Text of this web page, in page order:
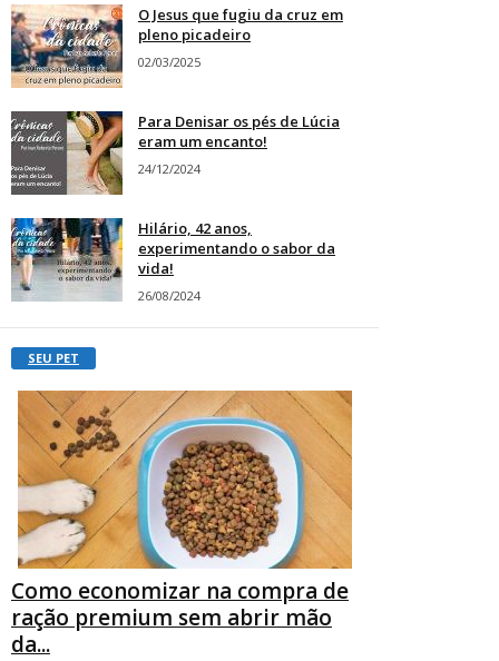
O Jesus que fugiu da cruz em
pleno picadeiro
02/03/2025
Para Denisar os pés de Lúcia
eram um encanto!
24/12/2024
Hilário, 42 anos,
experimentando o sabor da
vida!
26/08/2024
SEU PET
Como economizar na compra de
ração premium sem abrir mão
da...